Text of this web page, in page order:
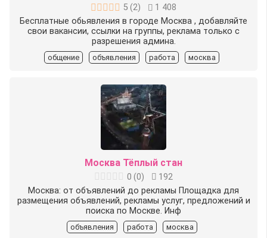
5 (2)
1 408
Бесплатные обьявления в городе Москва , добавляйте
свои вакансии, ссылки на группы, реклама только с
разрешения админа.
общение объявления работа москва
Москва Тёплый стан
0 (0)
192
Москва: от объявлений до рекламы Площадка для
размещения объявлений, рекламы услуг, предложений и
поиска по Москве. Инф
объявления работа москва